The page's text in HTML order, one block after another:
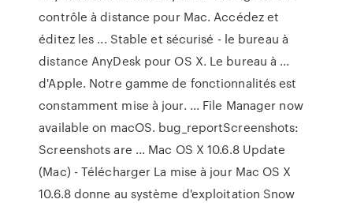
contrôle à distance pour Mac. Accédez et
éditez les ... Stable et sécurisé - le bureau à
distance AnyDesk pour OS X. Le bureau à ...
d'Apple. Notre gamme de fonctionnalités est
constamment mise à jour. ... File Manager now
available on macOS. bug_reportScreenshots:
Screenshots are ... Mac OS X 10.6.8 Update
(Mac) - Télécharger La mise à jour Mac OS X
10.6.8 donne au système d'exploitation Snow